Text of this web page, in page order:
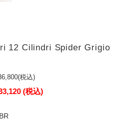
12 Cilindri Spider Grigio
(税込)
(税込)